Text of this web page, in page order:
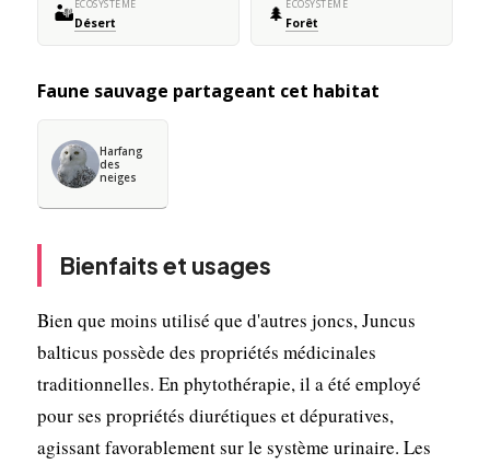
🏜️ ÉCOSYSTÈME
Désert 🌲 ÉCOSYSTÈME
Forêt
Faune sauvage partageant cet habitat
Harfang
des
neiges
Bienfaits et usages
Bien que moins utilisé que d'autres joncs, Juncus
balticus possède des propriétés médicinales
traditionnelles. En phytothérapie, il a été employé
pour ses propriétés diurétiques et dépuratives,
agissant favorablement sur le système urinaire. Les